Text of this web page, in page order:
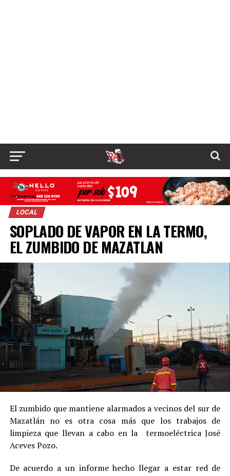
LOCAL
SOPLADO DE VAPOR EN LA TERMO,
EL ZUMBIDO DE MAZATLAN
El zumbido que mantiene alarmados a vecinos del sur de
Mazatlán no es otra cosa más que los trabajos de
limpieza que llevan a cabo en la termoeléctrica José
Aceves Pozo.
De acuerdo a un informe hecho llegar a estar red de